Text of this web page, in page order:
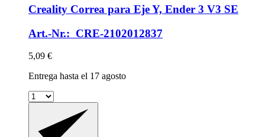
Creality Correa para Eje Y, Ender 3 V3 SE
Art.-Nr.: CRE-2102012837
5,09 €
Entrega hasta el 17 agosto